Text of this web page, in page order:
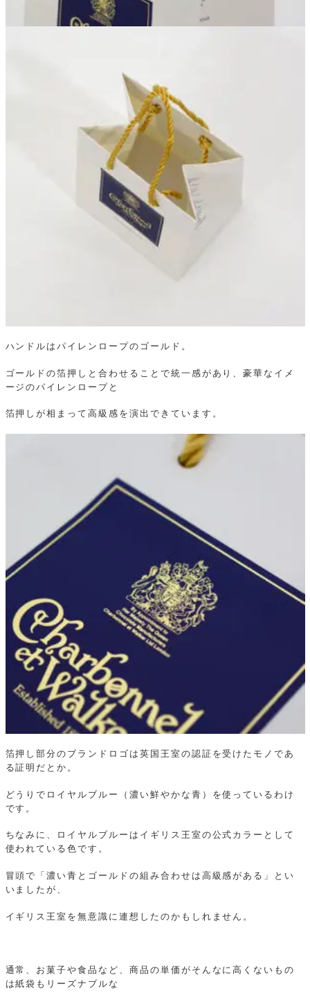
ハンドルはパイレンロープのゴールド。
ゴールドの箔押しと合わせることで統一感があり、豪華なイメ
ージのパイレンロープと
箔押しが相まって高級感を演出できています。
箔押し部分のブランドロゴは英国王室の認証を受けたモノであ
る証明だとか。
どうりでロイヤルブルー（濃い鮮やかな青）を使っているわけ
です。
ちなみに、ロイヤルブルーはイギリス王室の公式カラーとして
使われている色です。
冒頭で「濃い青とゴールドの組み合わせは高級感がある」とい
いましたが、
イギリス王室を無意識に連想したのかもしれません。
通常、お菓子や食品など、商品の単価がそんなに高くないもの
は紙袋もリーズナブルな